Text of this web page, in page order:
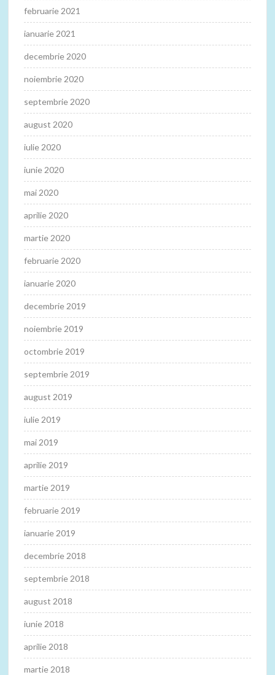
februarie 2021
ianuarie 2021
decembrie 2020
noiembrie 2020
septembrie 2020
august 2020
iulie 2020
iunie 2020
mai 2020
aprilie 2020
martie 2020
februarie 2020
ianuarie 2020
decembrie 2019
noiembrie 2019
octombrie 2019
septembrie 2019
august 2019
iulie 2019
mai 2019
aprilie 2019
martie 2019
februarie 2019
ianuarie 2019
decembrie 2018
septembrie 2018
august 2018
iunie 2018
aprilie 2018
martie 2018